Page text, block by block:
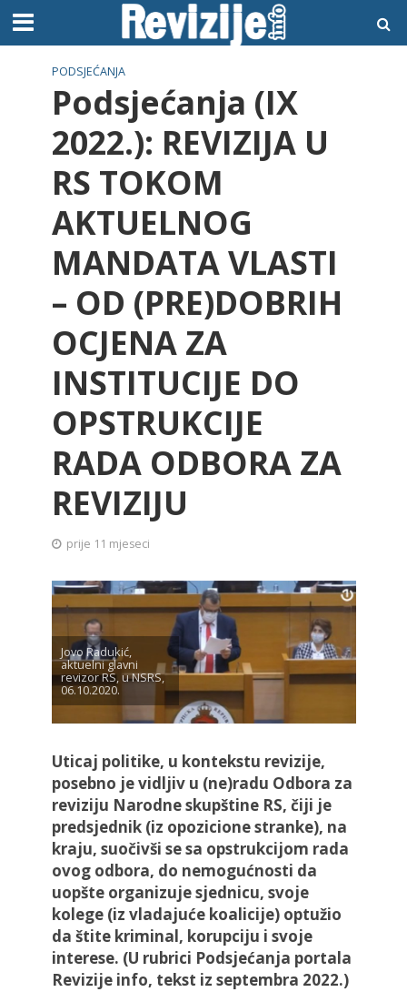
PODSJEĆANJA
Podsjećanja (IX
2022.): REVIZIJA U
RS TOKOM
AKTUELNOG
MANDATA VLASTI
– OD (PRE)DOBRIH
OCJENA ZA
INSTITUCIJE DO
OPSTRUKCIJE
RADA ODBORA ZA
REVIZIJU
prije 11 mjeseci
Jovo Radukić,
aktuelni glavni
revizor RS, u NSRS,
06.10.2020.
Uticaj politike, u kontekstu revizije,
posebno je vidljiv u (ne)radu Odbora za
reviziju Narodne skupštine RS, čiji je
predsjednik (iz opozicione stranke), na
kraju, suočivši se sa opstrukcijom rada
ovog odbora, do nemogućnosti da
uopšte organizuje sjednicu, svoje
kolege (iz vladajuće koalicije) optužio
da štite kriminal, korupciju i svoje
interese. (U rubrici Podsjećanja portala
Revizije info, tekst iz septembra 2022.)